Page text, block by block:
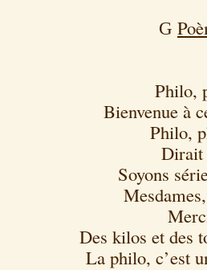
G
Philo,
Bienvenue à
Philo,
Dirait
Soyons
Des kilos et des
La philo, c’est